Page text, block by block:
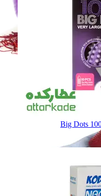
زعفران و خشکبار
حبوبات
بندی های حبوبات و غلات